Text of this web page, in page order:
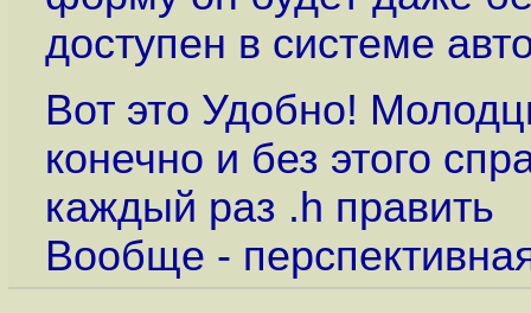
доступен в системе
Вот это Удобно!
конечно и без этого
каждый раз .h править
Вообще -